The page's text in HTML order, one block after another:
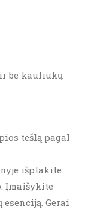
be kauliukų
tešlą pagal
išplakite
Įmaišykite
Gerai